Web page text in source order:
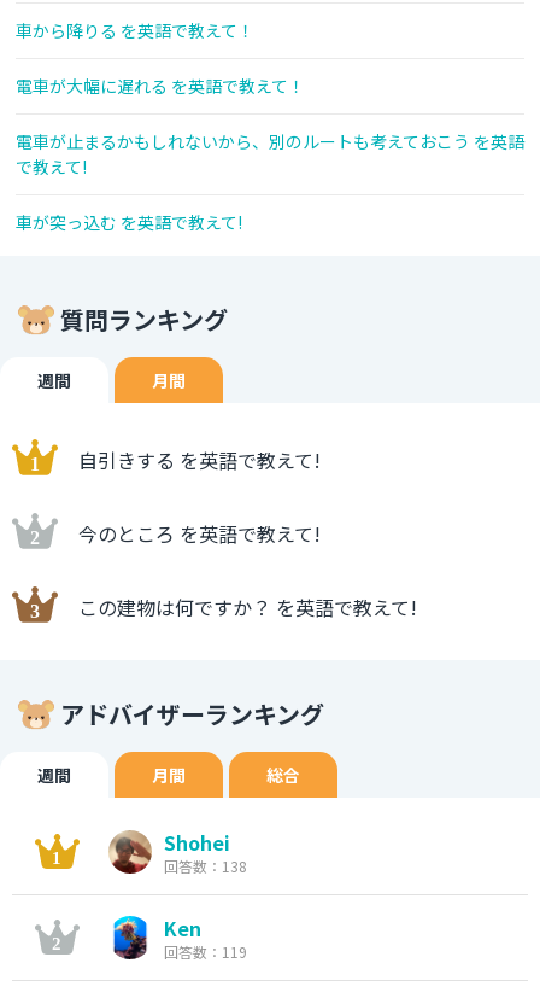
車から降りる を英語で教えて！
電車が大幅に遅れる を英語で教えて！
電車が止まるかもしれないから、別のルートも考えておこう を英語
で教えて!
車が突っ込む を英語で教えて!
質問ランキング
週間 月間
自引きする を英語で教えて!
今のところ を英語で教えて!
この建物は何ですか？ を英語で教えて!
アドバイザーランキング
週間 月間 総合
Shohei
回答数：138
Ken
回答数：119